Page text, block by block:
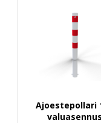
Ajoestepollari
valuasennus